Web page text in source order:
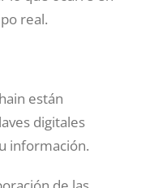
real.
están
digitales
información.